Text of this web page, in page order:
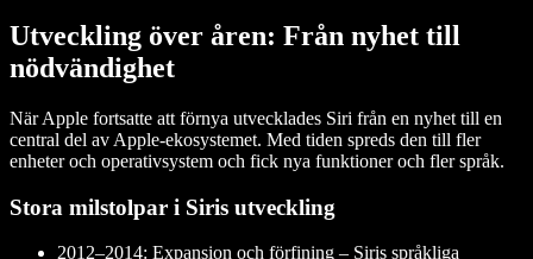
Utveckling över åren: Från nyhet till
nödvändighet
När Apple fortsatte att förnya utvecklades Siri från en nyhet till en
central del av Apple-ekosystemet. Med tiden spreds den till fler
enheter och operativsystem och fick nya funktioner och fler språk.
Stora milstolpar i Siris utveckling
2012–2014: Expansion och förfining – Siris språkliga